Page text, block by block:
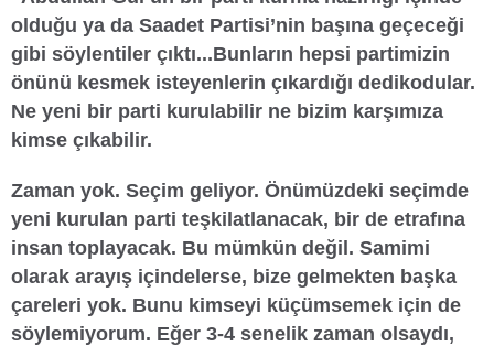
olduğu ya da Saadet Partisi’nin başına geçeceği
gibi söylentiler çıktı...Bunların hepsi partimizin
önünü kesmek isteyenlerin çıkardığı dedikodular.
Ne yeni bir parti kurulabilir ne bizim karşımıza
kimse çıkabilir.
Zaman yok. Seçim geliyor. Önümüzdeki seçimde
yeni kurulan parti teşkilatlanacak, bir de etrafına
insan toplayacak. Bu mümkün değil. Samimi
olarak arayış içindelerse, bize gelmekten başka
çareleri yok. Bunu kimseyi küçümsemek için de
söylemiyorum. Eğer 3-4 senelik zaman olsaydı,